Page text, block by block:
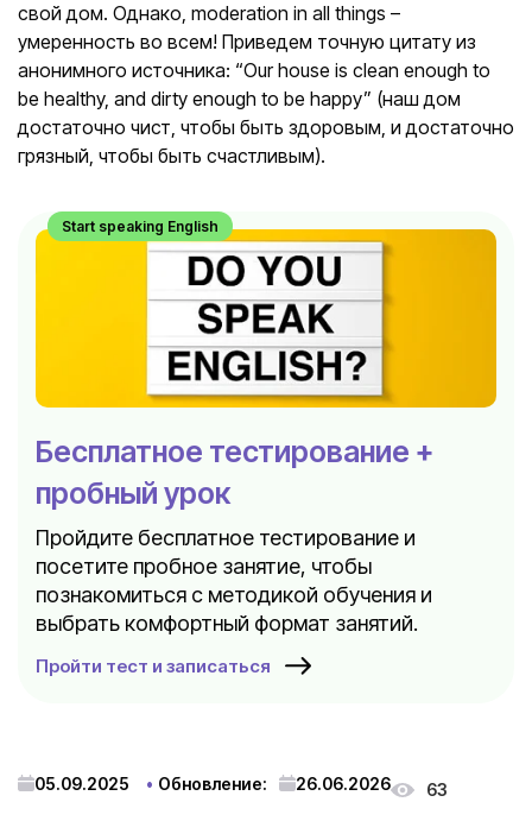
свой дом. Однако, moderation in all things –
умеренность во всем! Приведем точную цитату из
анонимного источника: “Our house is clean enough to
be healthy, and dirty enough to be happy” (наш дом
достаточно чист, чтобы быть здоровым, и достаточно
грязный, чтобы быть счастливым).
Start speaking English
Бесплатное тестирование +
пробный урок
Пройдите бесплатное тестирование и
посетите пробное занятие, чтобы
познакомиться с методикой обучения и
выбрать комфортный формат занятий.
Пройти тест и записаться
05.09.2025 Обновление: 26.06.2026 63